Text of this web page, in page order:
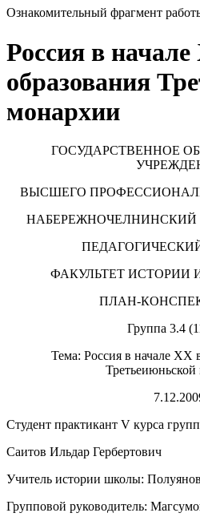
Ознакомительный фрагмент
Россия в
образования
монархии
ГОСУДАРСТВЕННОЕ
ВЫСШЕГО
НАБЕРЕЖНОЧЕЛНИНСКИЙ
ФАКУЛЬТЕТ ИСТОРИИ
ПЛАН-
Группа 3.4
Тема: Россия в начале XX
Студент практикант V курса
Саитов Ильдар Гербертович
Учитель истории школы:
Групповой руководитель: